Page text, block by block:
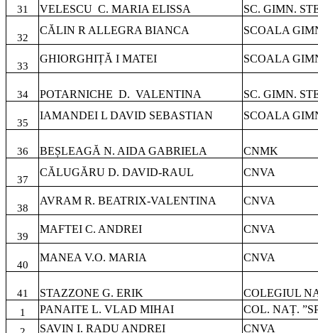
31 VELESCU C. MARIA ELISSA SC. GIMN.
32
CĂLIN R ALLEGRA BIANCA SCOALA
33
GHIORGHIȚĂ I MATEI SCOALA
34 POTARNICHE D. VALENTINA SC. GIMN.
35
IAMANDEI L DAVID SEBASTIAN SCOALA
36 BEȘLEAGĂ N. AIDA GABRIELA CNMK
37
CĂLUGĂRU D. DAVID-RAUL CNVA
38
AVRAM R. BEATRIX-VALENTINA CNVA
39
MAFTEI C. ANDREI CNVA
40
MANEA V.O. MARIA CNVA
41 STAZZONE G. ERIK COLEGIUL
1 PANAITE L. VLAD MIHAI COL. NAȚ.
SAVIN I. RADU ANDREI CNVA